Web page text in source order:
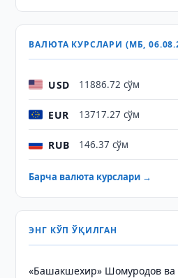
ВАЛЮТА КУРСЛАРИ (МБ,
USD 11886.72 сўм
EUR 13717.27 сўм
RUB 146.37 сўм
Барча валюта курслари →
ЭНГ КЎП ЎҚИЛГАН
«Башакшехир» Шомуродов ва